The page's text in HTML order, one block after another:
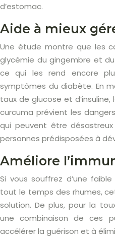
d’estomac.
Aide à mieux
Une étude montre que les
glycémie du gingembre et
ce qui les rend encore
symptômes du diabète. En
taux de glucose et
curcuma prévient les
qui peuvent être
personnes prédisposées à
Améliore
Si vous souffrez d’une
tout le temps des rhumes,
solution. De plus, pour la
une combinaison de ces
accélérer la guérison et à